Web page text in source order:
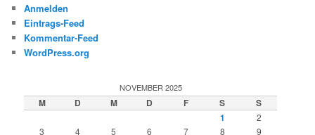
Anmelden
Eintrags-Feed
Kommentar-Feed
WordPress.org
NOVEMBER 2025
M D M D F S
S
1
2
3
4 5 6 7 8
9